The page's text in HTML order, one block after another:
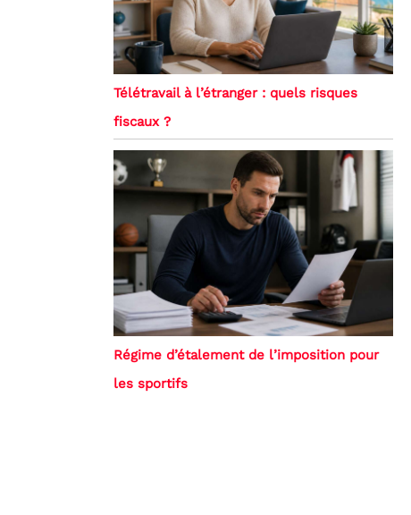
Télétravail à l’étranger : quels risques
fiscaux ?
Régime d’étalement de l’imposition pour
les sportifs